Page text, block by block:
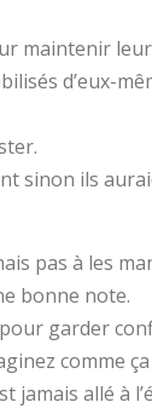
maintenir leur
d’eux-
sinon ils
pas à les
bonne note.
garder
comme
jamais allé à